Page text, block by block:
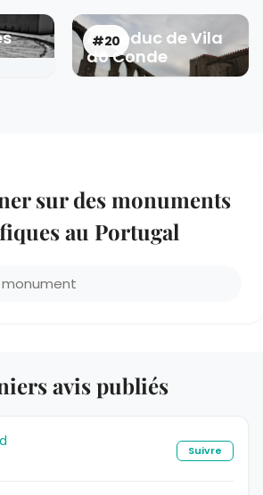
#20
Aqueduc de Vila
do Conde
sur des monuments
au Portugal
avis publiés
Suivre